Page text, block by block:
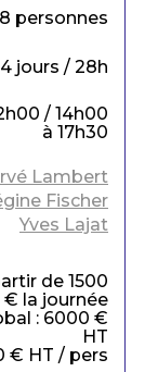
personnes
4 jours / 28h
/ 14h00
à 17h30
Lambert
Fischer
Yves Lajat
de 1500
€ la journée
: 6000 €
HT
€ HT / pers